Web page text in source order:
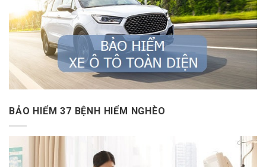
BẢO HIỂM 37 BỆNH HIỂM NGHÈO